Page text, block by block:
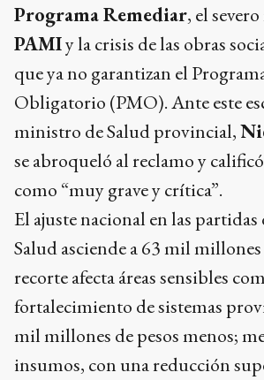
Programa Remediar, el
PAMIy la crisis de las obras
que ya no garantizan el
Obligatorio (PMO). Ante este
ministro de Salud provincial,
se abroqueló al reclamo y
como “muy grave y crítica”.
El ajuste nacional en las partidas
Salud asciende a 63 mil millones
recorte afecta áreas sensibles
fortalecimiento de sistemas
mil millones de pesos menos;
insumos, con una reducción